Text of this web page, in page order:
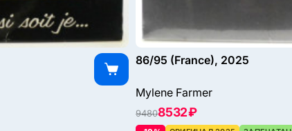
86/95 (France), 2025
Mylene Farmer
94808532 ₽